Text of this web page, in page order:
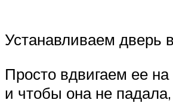
Устанавливаем дверь
Просто вдвигаем ее
и чтобы она не